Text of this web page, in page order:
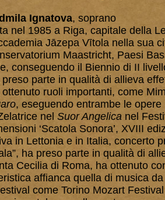
Ignatova, soprano
nel 1985 a Riga, capitale della
Jāzepa Vītola nella sua
Maastricht, Paesi
conseguendo il Biennio di II
preso parte in qualità di allieva
ottenuto ruoli importanti, come
, eseguendo entrambe le opere
nel Suor Angelica nel
‘Scatola Sonora’, XVIII
in Lettonia e in Italia, concerto
ha preso parte in qualità di
Cecilia di Roma, ha ottenuto
affianca quella di musica
come Torino Mozart